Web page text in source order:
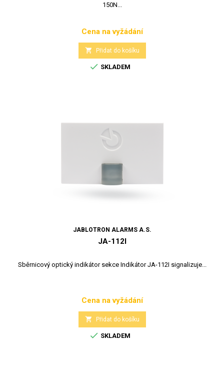
150N...
Cena
Cena na vyžádání
 Přidat do košíku
 SKLADEM
JABLOTRON ALARMS A.S.
JA-112I
Sběrnicový optický indikátor sekce Indikátor JA-112I signalizuje...
Cena
Cena na vyžádání
 Přidat do košíku
 SKLADEM